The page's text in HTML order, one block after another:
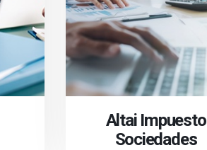
Altai Impuesto
Sociedades